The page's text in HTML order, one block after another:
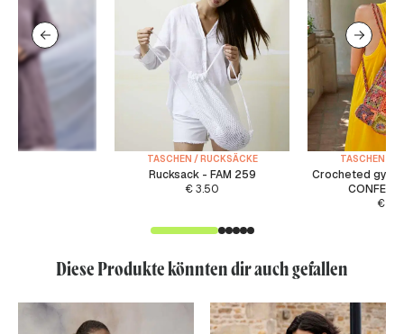
TASCHEN / RUCKSÄCKE
Rucksack - FAM 259
€3.50
TASCHEN /
Crocheted gym
€
Diese Produkte könnten dir auch gefallen